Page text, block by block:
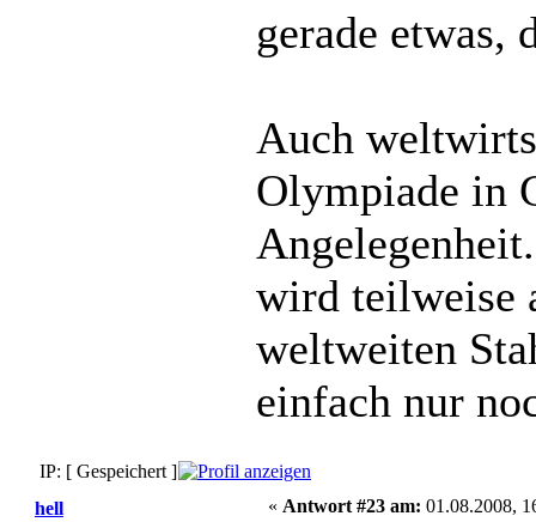
gerade etwas,
Auch
Olympiade in
wird teilweise
weltweiten
einfach nur
IP: [ Gespeichert ]
hell
« Antwort #23 am: 01.08.2008,